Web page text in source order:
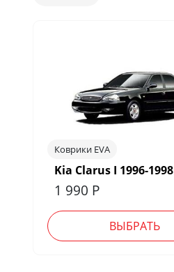
Коврики EVA
Kia Clarus I 1996-1998
1 990 Р
ВЫБРАТЬ